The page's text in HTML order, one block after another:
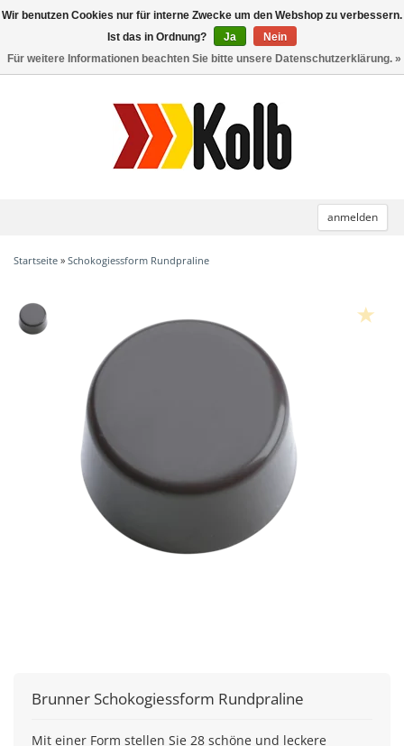
anmelden
Toggle
Startseite » Schokogiessform Rundpraline
Brunner Schokogiessform Rundpraline
Mit einer Form stellen Sie 28 schöne und leckere
Wir benutzen Cookies nur für interne Zwecke um den Webshop zu verbessern.
Ist das in Ordnung?
Ja
Nein
Für weitere Informationen beachten Sie bitte unsere Datenschutzerklärung. »